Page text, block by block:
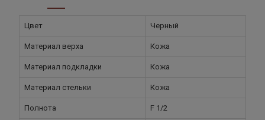
Цвет Черный
Материал верха Кожа
Материал подкладки Кожа
Материал стельки Кожа
Полнота F 1/2